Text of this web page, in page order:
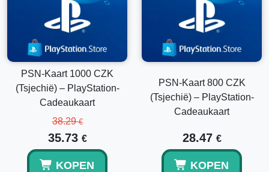
Veelgestelde Vragen
Kan dit saldo meerdere aankopen dekken?
Ja, het ingewisselde portemonnee saldo kan worden
gebruikt voor meerdere in aanmerking komende aankopen
in de PlayStation Store.
Is dit een digitaal product?
Ja, dit is een digitale PSN portemonnee code die per e-mail
PSN-Kaart 1000 CZK
(Tsjechië) – PlayStation-
Cadeaukaart
38.29€
35.73 €
KOPEN
PSN-Kaart 800 CZK
(Tsjechië) – PlayStation-
Cadeaukaart
28.47 €
KOPEN